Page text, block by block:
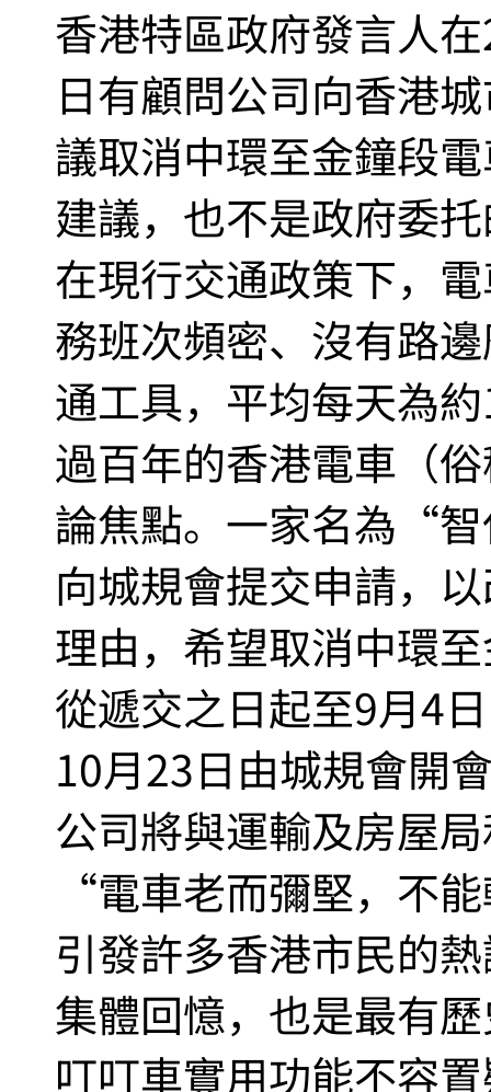
香港特區政府發言人
日有顧問公司向香港
議取消中環至金鐘段
建議，也不是政府委
在現行交通政策下，
務班次頻密、沒有路
通工具，平均每天為
過百年的香港電車（
論焦點。一家名為“
向城規會提交申請，
理由，希望取消中環
從遞交之日起至9月4
10月23日由城規會開
公司將與運輸及房屋
“電車老而彌堅，不
引發許多香港市民的
集體回憶，也是最有
叮叮車實用功能不容